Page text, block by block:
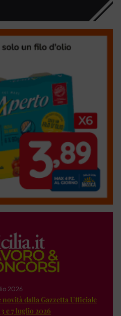
2026
dalla Gazzetta Ufficiale
e 7 luglio 2026